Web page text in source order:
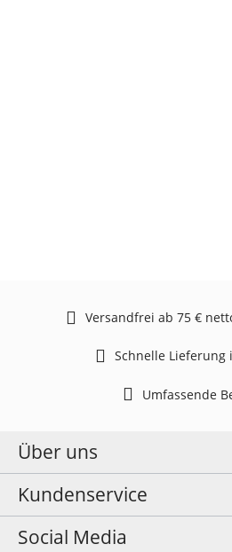
Versandfrei ab 75 €
Schnelle Lieferung
Umfassende
Über uns
Kundenservice
Social Media